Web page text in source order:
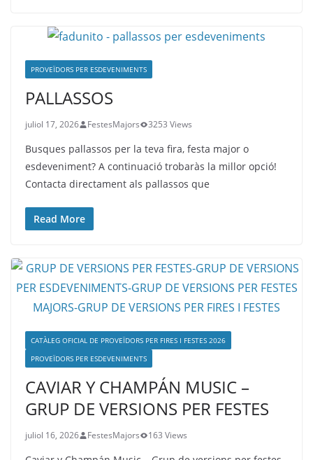
PROVEÏDORS PER ESDEVENIMENTS
PALLASSOS
juliol 17, 2026 FestesMajors 3253 Views
Busques pallassos per la teva fira, festa major o
esdeveniment? A continuació trobaràs la millor opció!
Contacta directament als pallassos que
Read More
CATÀLEG OFICIAL DE PROVEÏDORS PER FIRES I FESTES 2026
PROVEÏDORS PER ESDEVENIMENTS
CAVIAR Y CHAMPÁN MUSIC –
GRUP DE VERSIONS PER FESTES
juliol 16, 2026 FestesMajors 163 Views